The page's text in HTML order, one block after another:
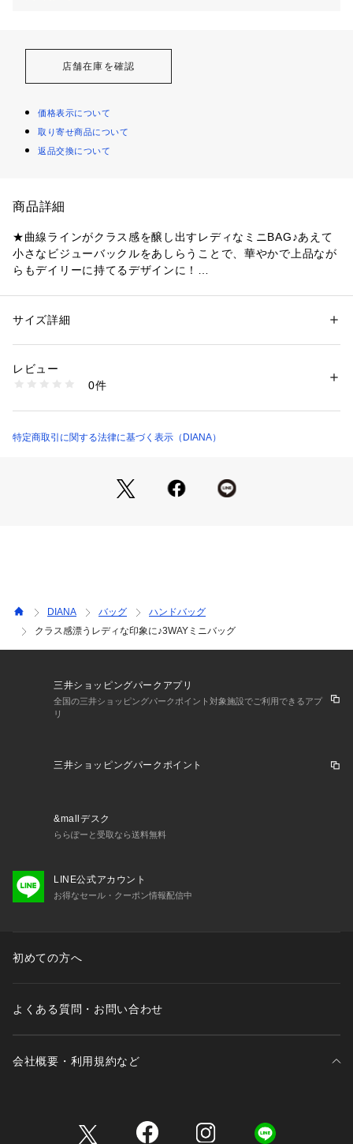
店舗在庫を確認
価格表示について
取り寄せ商品について
返品交換について
商品詳細
★曲線ラインがクラス感を醸し出すレディなミニBAG♪あえて
小さなビジューバックルをあしらうことで、華やかで上品なが
らもデイリーに持てるデザインに！
す◎装いに合わせて持ち方を変えるだけで違った雰囲気をお楽
調節いただけます。また、ハンドルにつきましても取り外しが
■ポケット：本体内部にオープンポケット×1、ファスナーポケ
■サイズ：幅240mm/高さ120mm/マチ50mm/持ち手160mm
多湿な場所での保管は避けてください。カビの原因になり、合
皮の劣化を早める可能性があります。
ビジューバックルは固定されています。強い衝撃が加わると破
性別：レディース
素材：合成皮革
商品番号：
PE5105 （ショップ）
サイズ詳細
レビュー
0件
特定商取引に関する法律に基づく表示（DIANA）
DIANA バッグ
ハンドバッグ
クラス感漂うレディな印象に♪3WAYミニバッグ
三井ショッピングパークアプリ
全国の三井ショッピングパークポイント対象施設でご利用できるアプ
リ
三井ショッピングパークポイント
&mallデスク
ららぽーと受取なら送料無料
LINE公式アカウント
お得なセール・クーポン情報配信中
初めての方へ
よくある質問・お問い合わせ
会社概要・利用規約など